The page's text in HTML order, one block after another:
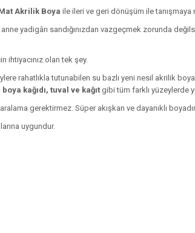
Akrilik Boya ile ileri ve geri dönüşüm ile tanışmaya
anne yadigârı sandığınızdan vazgeçmek zorunda
ihtiyacınız olan tek şey.
rahatlıkla tutunabilen su bazlı yeni nesil akrilik
kağıdı, tuval ve kağıt gibi tüm farklı yüzeylerde
gerektirmez. Süper akışkan ve dayanıklı
uygundur.